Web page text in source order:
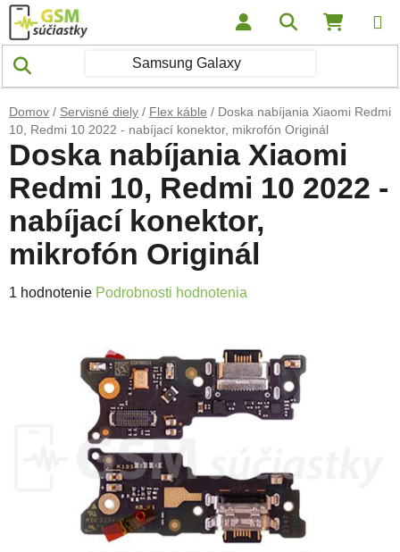
Prejsť na obsah Hľadať
Domov / Servisné diely / Flex káble / Doska nabíjania Xiaomi Redmi
10, Redmi 10 2022 - nabíjací konektor, mikrofón Originál
Doska nabíjania Xiaomi
Redmi 10, Redmi 10 2022 -
nabíjací konektor,
mikrofón Originál
Priemerné hodnotenie produktu je 5,0 z 5 hviezdičiek.
1 hodnotenie Podrobnosti hodnotenia